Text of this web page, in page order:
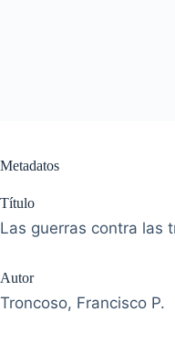
Metadatos
Título
Las guerras contra las
Autor
Troncoso, Francisco P.